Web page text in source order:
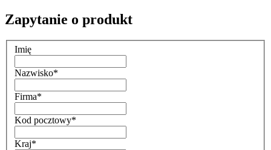
Zapytanie o produkt
Imię
Nazwisko*
Firma*
Kod pocztowy*
Kraj*